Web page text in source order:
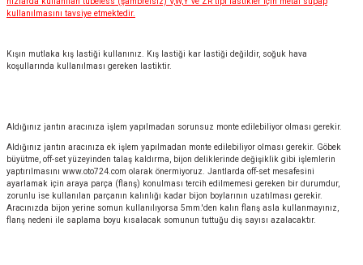
kullanılmasını tavsiye etmektedir.
Kışın mutlaka kış lastiği kullanınız. Kış lastiği kar lastiği değildir, soğuk hava
koşullarında kullanılması gereken lastiktir.
Aldığınız jantın aracınıza işlem yapılmadan sorunsuz monte edilebiliyor olması gerekir.
Aldığınız jantın aracınıza ek işlem yapılmadan monte edilebiliyor olması gerekir. Göbek
büyütme, off-set yüzeyinden talaş kaldırma, bijon deliklerinde değişiklik gibi işlemlerin
yaptırılmasını www.oto724.com olarak önermiyoruz. Jantlarda off-set mesafesini
ayarlamak için araya parça (flanş) konulması tercih edilmemesi gereken bir durumdur,
zorunlu ise kullanılan parçanın kalınlığı kadar bijon boylarının uzatılması gerekir.
Aracınızda bijon yerine somun kullanılıyorsa 5mm.'den kalın flanş asla kullanmayınız,
flanş nedeni ile saplama boyu kısalacak somunun tuttuğu diş sayısı azalacaktır.